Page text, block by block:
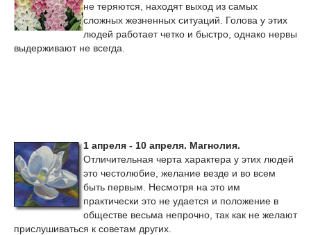
не теряются, находят выход из самых
сложных жезненных ситуаций. Голова у этих
людей работает четко и быстро, однако нервы
выдерживают не всегда.
1 апреля - 10 апреля. Магнолия.
Отличительная черта характера у этих людей
это честолюбие, желание везде и во всем
быть первым. Несмотря на это им
практически это не удается и положение в
обществе весьма непрочно, так как не желают
прислушиваться к советам других.